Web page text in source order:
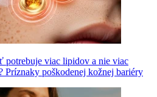
potrebuje viac lipidov a nie viac
Príznaky poškodenej kožnej bariéry